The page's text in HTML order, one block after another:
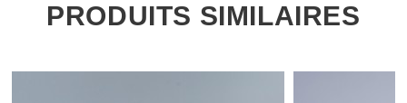
PRODUITS SIMILAIRES